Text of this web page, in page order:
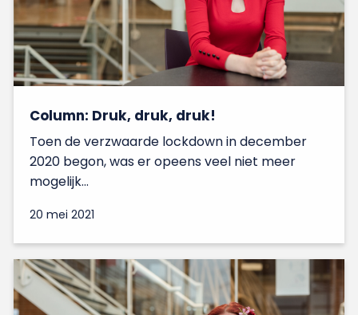
Column: Druk, druk, druk!
Toen de verzwaarde lockdown in december
2020 begon, was er opeens veel niet meer
mogelijk...
20 mei 2021